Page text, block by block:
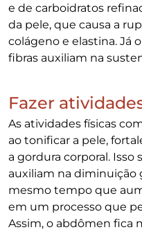
e de carboidratos
da pele, que causa a
colágeno e elastina. Já
fibras auxiliam na
Fazer
As atividades físicas
ao tonificar a pele,
a gordura corporal. Isso
auxiliam na diminuição
mesmo tempo que
em um processo que
Assim, o abdômen fica